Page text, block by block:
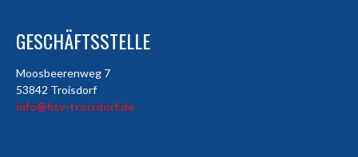
GESCHÄFTSSTELLE
Moosbeerenweg 7
53842 Troisdorf
info@hsv-troisdorf.de